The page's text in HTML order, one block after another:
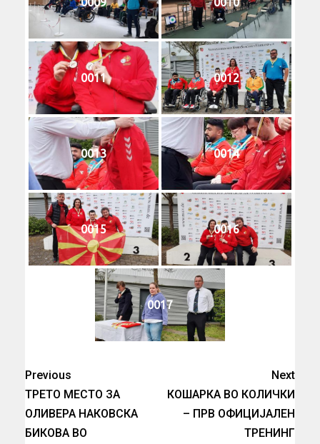
0011 0012
0013 0014
0015 0016
0017
Previous
ТРЕТО МЕСТО ЗА
ОЛИВЕРА НАКОВСКА
БИКОВА ВО
Next
КОШАРКА ВО КОЛИЧКИ
– ПРВ ОФИЦИЈАЛЕН
ТРЕНИНГ